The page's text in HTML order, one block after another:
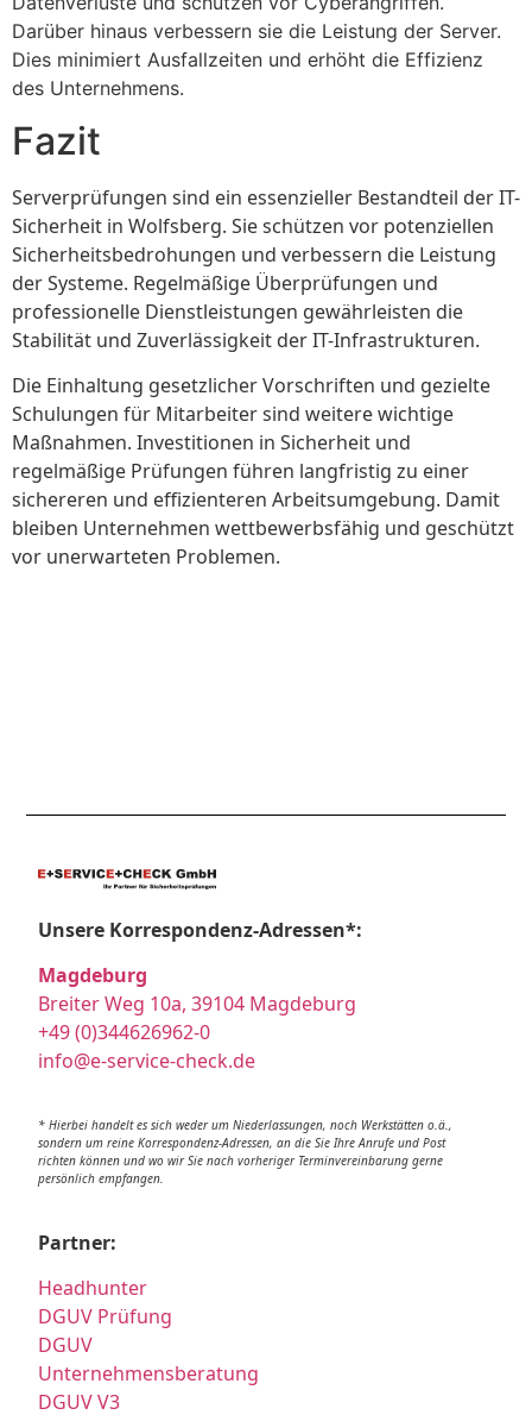
Darüber hinaus verbessern sie die Leistung der Server.
Dies minimiert Ausfallzeiten und erhöht die Effizienz
des Unternehmens.
Fazit
Serverprüfungen sind ein essenzieller Bestandteil der IT-
Sicherheit in Wolfsberg. Sie schützen vor potenziellen
Sicherheitsbedrohungen und verbessern die Leistung
der Systeme. Regelmäßige Überprüfungen und
professionelle Dienstleistungen gewährleisten die
Stabilität und Zuverlässigkeit der IT-Infrastrukturen.
Die Einhaltung gesetzlicher Vorschriften und gezielte
Schulungen für Mitarbeiter sind weitere wichtige
Maßnahmen. Investitionen in Sicherheit und
regelmäßige Prüfungen führen langfristig zu einer
sichereren und effizienteren Arbeitsumgebung. Damit
bleiben Unternehmen wettbewerbsfähig und geschützt
vor unerwarteten Problemen.
Unsere Korrespondenz-Adressen*:
Magdeburg
Breiter Weg 10a, 39104 Magdeburg
+49 (0)344626962-0
info@e-service-check.de
* Hierbei handelt es sich weder um Niederlassungen, noch Werkstätten o.ä.,
sondern um reine Korrespondenz-Adressen, an die Sie Ihre Anrufe und Post
richten können und wo wir Sie nach vorheriger Terminvereinbarung gerne
persönlich empfangen.
Partner:
Headhunter
DGUV Prüfung
DGUV
Unternehmensberatung
DGUV V3